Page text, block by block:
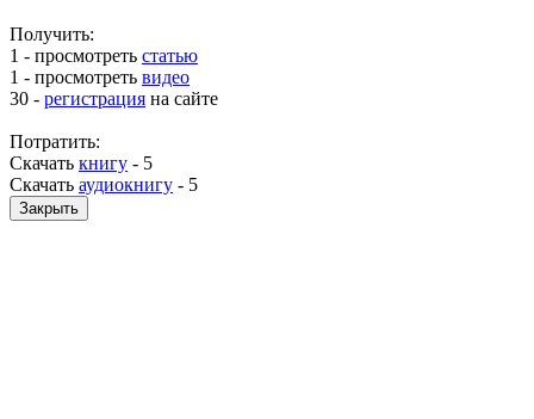
Получить:
1 - просмотреть статью
1 - просмотреть видео
30 - регистрация на сайте
Потратить:
Скачать книгу - 5
Скачать аудиокнигу - 5
Закрыть